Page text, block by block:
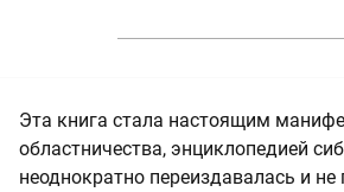
Эта книга стала настоящим
областничества, энциклопедией
неоднократно переиздавалась и не